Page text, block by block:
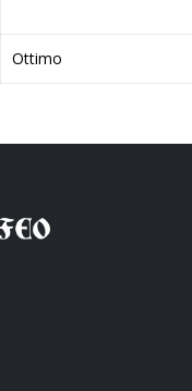
Ottimo